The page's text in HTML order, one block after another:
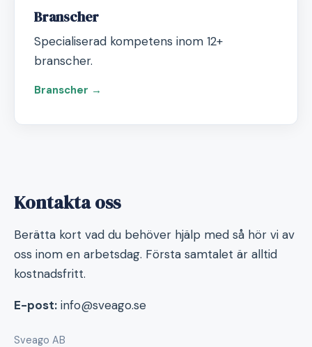
Branscher
Specialiserad kompetens inom 12+
branscher.
Branscher →
Kontakta oss
Berätta kort vad du behöver hjälp med så hör vi av
oss inom en arbetsdag. Första samtalet är alltid
kostnadsfritt.
E-post: info@sveago.se
Sveago AB